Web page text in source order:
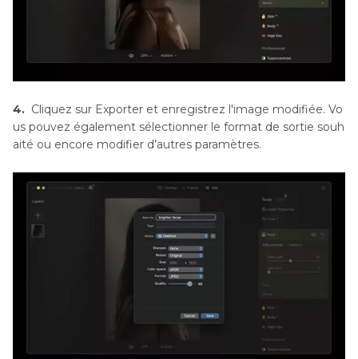
4. Cliquez sur Exporter et enregistrez l'image modifiée. Vo
us pouvez également sélectionner le format de sortie souh
aité ou encore modifier d’autres paramètres.